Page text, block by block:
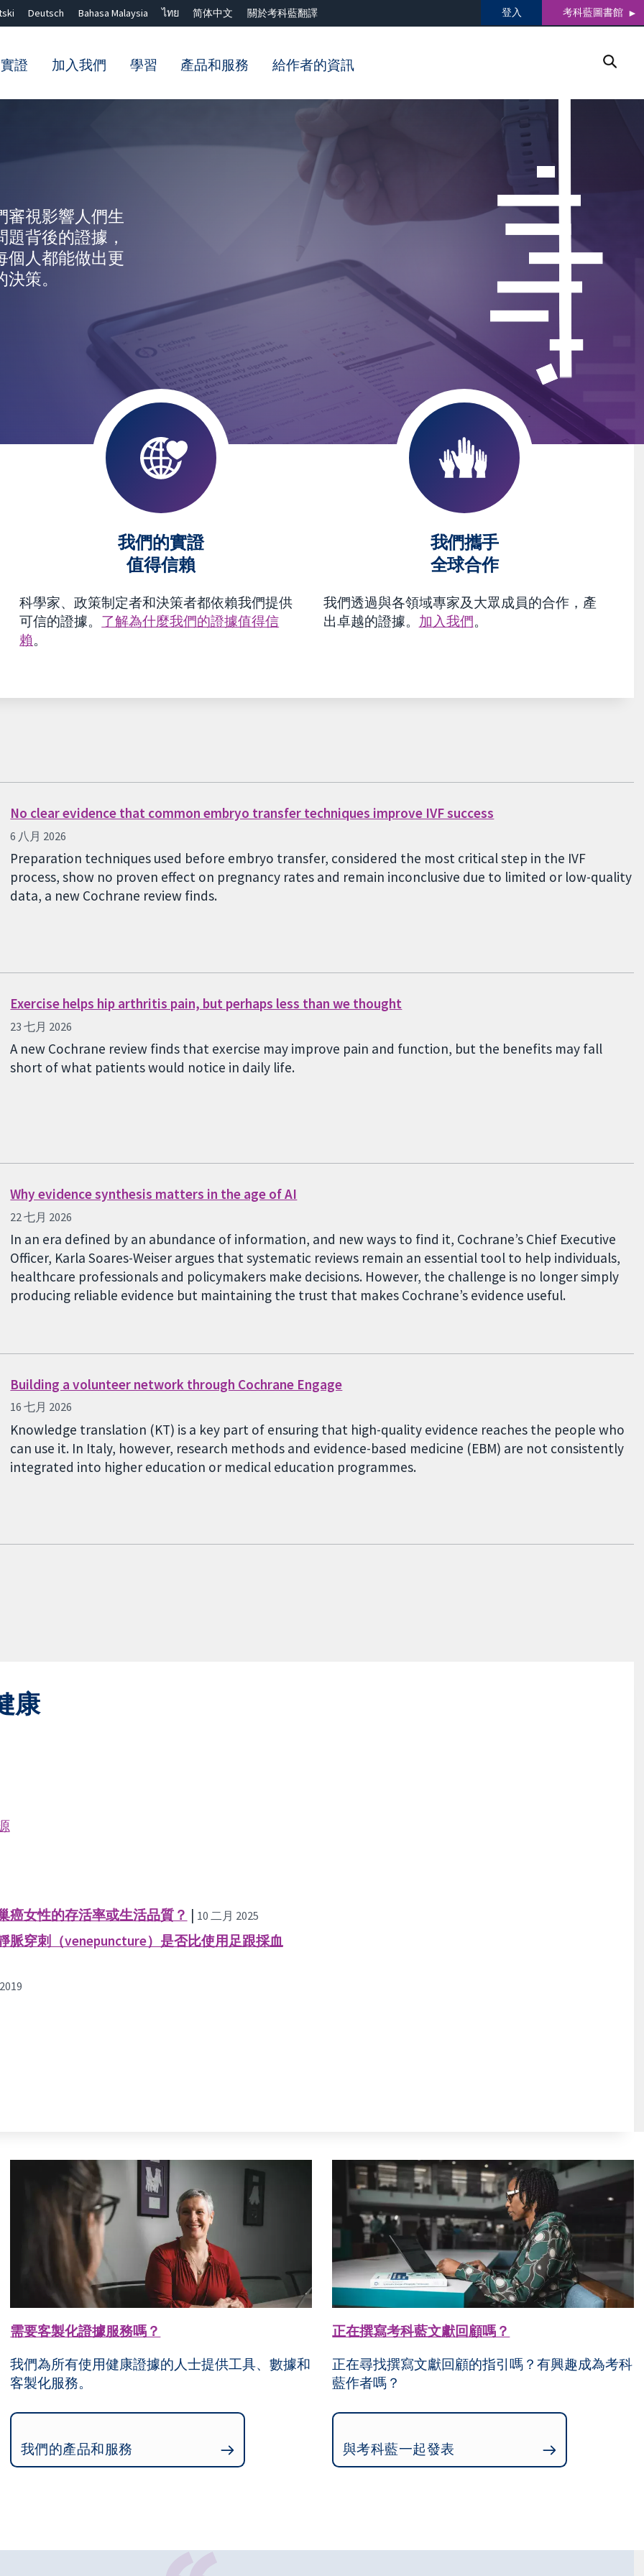
Deutsch Bahasa Malaysia ไทย 简体中文 關於考科藍翻譯 登入 考科藍圖書館
證 加入我們 學習 產品和服務 給作者的資訊
審視影響人們生
題背後的證據，
個人都能做出更
決策。
我們的實證
值得信賴
科學家、政策制定者和決策者都依賴我們提供
可信的證據。 了解為什麼我們的證據值得信
賴。
我們攜手
全球合作
我們透過與各領域專家及大眾成員的合作，產
出卓越的證據。 加入我們。
No clear evidence that common embryo transfer techniques improve IVF success
6 八月 2026
Preparation techniques used before embryo transfer, considered the most critical step in the IVF
process, show no proven effect on pregnancy rates and remain inconclusive due to limited or low-quality
data, a new Cochrane review finds.
Exercise helps hip arthritis pain, but perhaps less than we thought
23 七月 2026
A new Cochrane review finds that exercise may improve pain and function, but the benefits may fall
short of what patients would notice in daily life.
Why evidence synthesis matters in the age of AI
22 七月 2026
In an era defined by an abundance of information, and new ways to find it, Cochrane’s Chief Executive
Officer, Karla Soares-Weiser argues that systematic reviews remain an essential tool to help individuals,
healthcare professionals and policymakers make decisions. However, the challenge is no longer simply
producing reliable evidence but maintaining the trust that makes Cochrane’s evidence useful.
Building a volunteer network through Cochrane Engage
16 七月 2026
Knowledge translation (KT) is a key part of ensuring that high-quality evidence reaches the people who
can use it. In Italy, however, research methods and evidence-based medicine (EBM) are not consistently
integrated into higher education or medical education programmes.
康
癌女性的存活率或生活品質？ | 10 二月 2025
穿刺（venepuncture）是否比使用足跟採血
需要客製化證據服務嗎？
我們為所有使用健康證據的人士提供工具、數據和
客製化服務。
我們的產品和服務
正在撰寫考科藍文獻回顧嗎？
正在尋找撰寫文獻回顧的指引嗎？有興趣成為考科
藍作者嗎？
與考科藍一起發表